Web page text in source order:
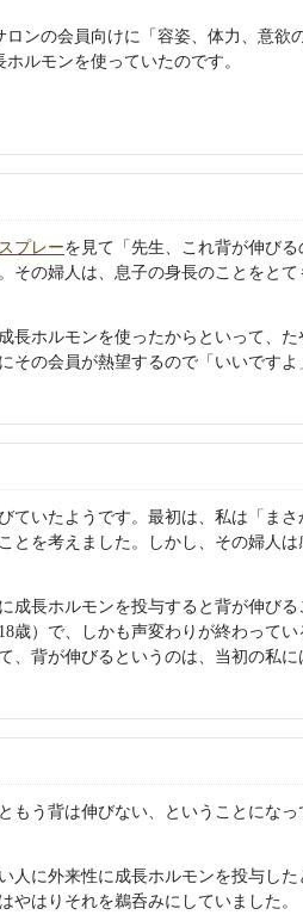
ロンの会員向けに「容姿、体力、意欲
ルモンを使っていたのです。
プレーを見て「先生、これ背が伸びる
その婦人は、息子の身長のことをと
長ホルモンを使ったからといって、た
の会員が熱望するので「いいですよ
ていたようです。最初は、私は「まさ
とを考えました。しかし、その婦人は
成長ホルモンを投与すると背が伸び
歳）で、しかも声変わりが終わって
、背が伸びるというのは、当初の私に
もう背は伸びない、ということにな
人に外来性に成長ホルモンを投与し
はりそれを鵜呑みにしていました。